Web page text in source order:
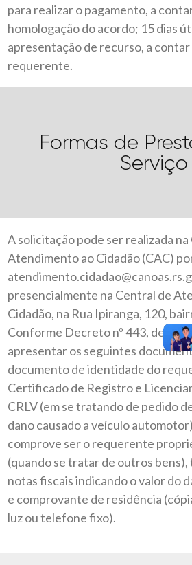
para realizar o pagamento, a
homologação do acordo; 15 dias
apresentação de recurso, a
requerente.
Formas de
Serviço
A solicitação pode ser realizada
Atendimento ao Cidadão (CAC)
presencialmente na Central de
Cidadão, na Rua Ipiranga, 120,
Conforme Decreto nº 443, de
apresentar os seguintes
documento de identidade do
Certificado de Registro e
CRLV (em se tratando de pedido
dano causado a veículo
comprove ser o requerente
(quando se tratar de outros
notas fiscais indicando o valor do
e comprovante de residência
luz ou telefone fixo).